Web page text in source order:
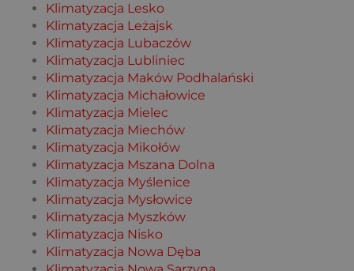
Klimatyzacja Lesko
Klimatyzacja Leżajsk
Klimatyzacja Lubaczów
Klimatyzacja Lubliniec
Klimatyzacja Maków Podhalański
Klimatyzacja Michałowice
Klimatyzacja Mielec
Klimatyzacja Miechów
Klimatyzacja Mikołów
Klimatyzacja Mszana Dolna
Klimatyzacja Myślenice
Klimatyzacja Mysłowice
Klimatyzacja Myszków
Klimatyzacja Nisko
Klimatyzacja Nowa Dęba